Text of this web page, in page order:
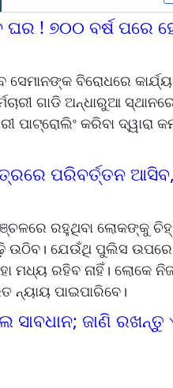
! ୭୦୦ ବର୍ଷ ପରେ
ବିରୋଧରେ
ଗାଡି ଅନ୍ଧାରୁଆ
କରିବା ଦ୍ୱାରା
ପରିବର୍ତ୍ତନ
ଅଞ୍ଚଳରେ ରହୁଥିବା ଲୋକଙ୍କୁ
ଉଠିବ। ଯେଉଁଥି ପୁଲିସ
ମଧ୍ୟ ରହିବ ନାହିଁ। ଲୋକେ
ନ୍ୟାୟ ପାଇପାରିବେ।
ଜାଣି ରଖନ୍ତୁ